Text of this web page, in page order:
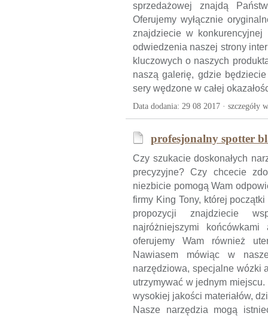
sprzedażowej znajdą
Oferujemy wyłącznie
znajdziecie w
odwiedzenia naszej strony
kluczowych o naszych
naszą galerię, gdzie
sery wędzone w całej
Data dodania: 29 08 2017 · szczegóły
profesjonalny spotter
Czy szukacie doskonałych
precyzyjne? Czy chcecie
niezbicie pomogą Wam
firmy King Tony, której
propozycji znajdziecie
najróżniejszymi
oferujemy Wam również
Nawiasem mówiąc w
narzędziowa, specjalne wózki
utrzymywać w jednym
wysokiej jakości materiałów,
Nasze narzędzia mogą